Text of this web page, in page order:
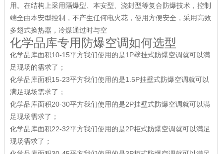
用。在结构上采用隔爆型、本安型、浇封型等复合防爆技术，控制
端全由本安型控制，不产生任何电火花，使用方便安全，采用高效
多翅式换热器，冷煤通过时与空
化学品库专用防爆空调如何选型
化学品库面积10-15平方我们使用的是1P壁挂式防爆空调就可以满
足现场的需求了；
化学品库面积15-23平方我们使用的是1.5P挂壁式防爆空调就可以
满足现场需求了；
化学品库面积20-30平方我们使用的是2P挂壁式防爆空调就可以满
足现场需求了；
化学品库面积22-32平方我们使用的是2P柜式防爆空调就可以满足
现场需求了；